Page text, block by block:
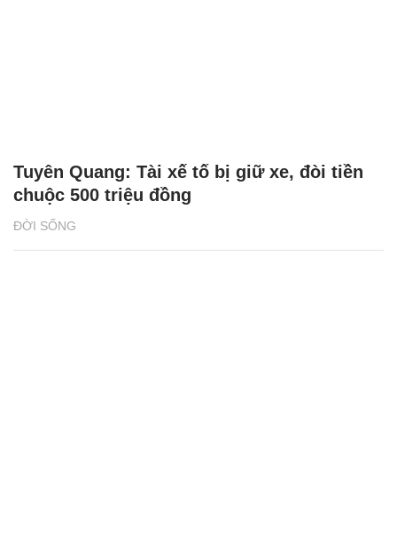
ĐỜI SỐNG
Tuyên Quang: Tài xế tố bị giữ xe, đòi tiền
chuộc 500 triệu đồng